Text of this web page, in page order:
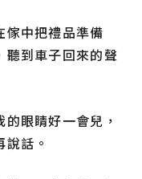
傢中把禮品準備
聽到車子回來的聲
的眼睛好一會兒，
話。